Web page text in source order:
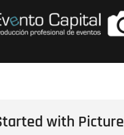
with Picture